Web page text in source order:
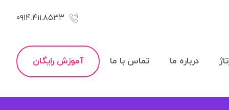
۰۹۱۴.۴۱۱.۸۵۳۳
آموزش رایگان درباره ما تماس با ما